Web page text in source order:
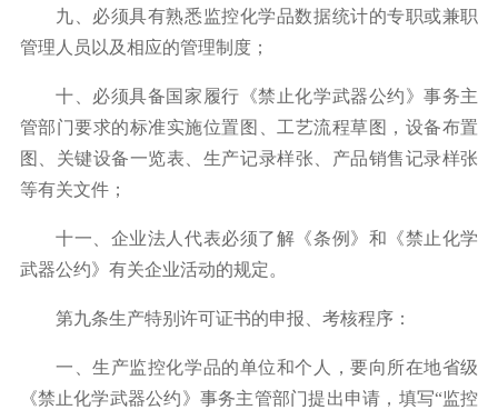
九、必须具有熟悉监控化学品数据统计的专职或兼职
管理人员以及相应的管理制度；
十、必须具备国家履行《禁止化学武器公约》事务主
管部门要求的标准实施位置图、工艺流程草图，设备布置
图、关键设备一览表、生产记录样张、产品销售记录样张
等有关文件；
十一、企业法人代表必须了解《条例》和《禁止化学
武器公约》有关企业活动的规定。
第九条生产特别许可证书的申报、考核程序：
一、生产监控化学品的单位和个人，要向所在地省级
《禁止化学武器公约》事务主管部门提出申请，填写“监控